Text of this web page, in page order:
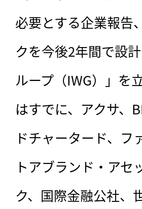
必要とする企業報告
クを今後2年間で設
ループ（IWG）」を
はすでに、アクサ、
ドチャータード、フ
トアブランド・ア
ク、国際金融公社、